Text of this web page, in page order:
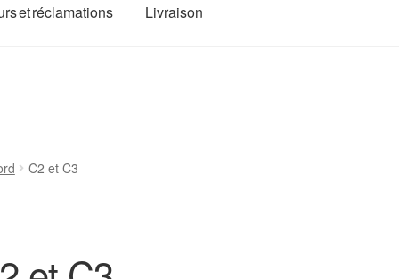
et réclamations Livraison
C2 et C3